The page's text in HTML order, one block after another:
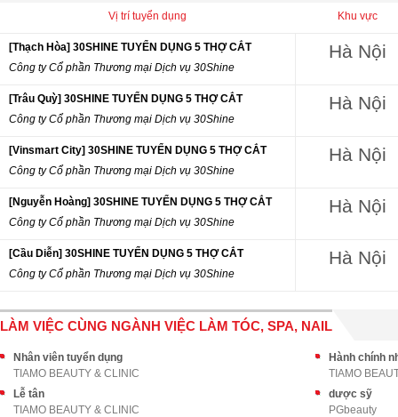
Vị trí tuyển dụng Khu vực
[Thạch Hòa] 30SHINE TUYỂN DỤNG 5 THỢ CẮT
Công ty Cổ phần Thương mại Dịch vụ 30Shine
Hà Nội
[Trâu Quỳ] 30SHINE TUYỂN DỤNG 5 THỢ CẮT
Công ty Cổ phần Thương mại Dịch vụ 30Shine
Hà Nội
[Vinsmart City] 30SHINE TUYỂN DỤNG 5 THỢ CẮT
Công ty Cổ phần Thương mại Dịch vụ 30Shine
Hà Nội
[Nguyễn Hoàng] 30SHINE TUYỂN DỤNG 5 THỢ CẮT
Công ty Cổ phần Thương mại Dịch vụ 30Shine
Hà Nội
[Cầu Diễn] 30SHINE TUYỂN DỤNG 5 THỢ CẮT
Công ty Cổ phần Thương mại Dịch vụ 30Shine
Hà Nội
LÀM VIỆC CÙNG NGÀNH VIỆC LÀM TÓC, SPA, NAIL
Nhân viên tuyển dụng
TIAMO BEAUTY & CLINIC
Hành chính
TIAMO
Lễ tân
TIAMO BEAUTY & CLINIC
dược sỹ
PGbeauty